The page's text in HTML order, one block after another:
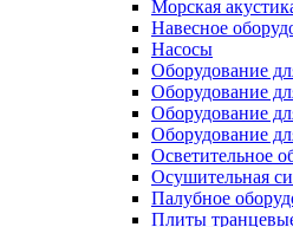
Морская
Навесное
Насосы
Оборудование
Оборудование
Оборудование
Оборудование
Осветительное
Осушительная
Палубное
Плиты